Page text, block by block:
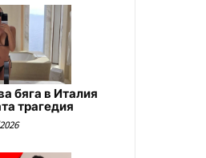
бяга в Италия
трагедия